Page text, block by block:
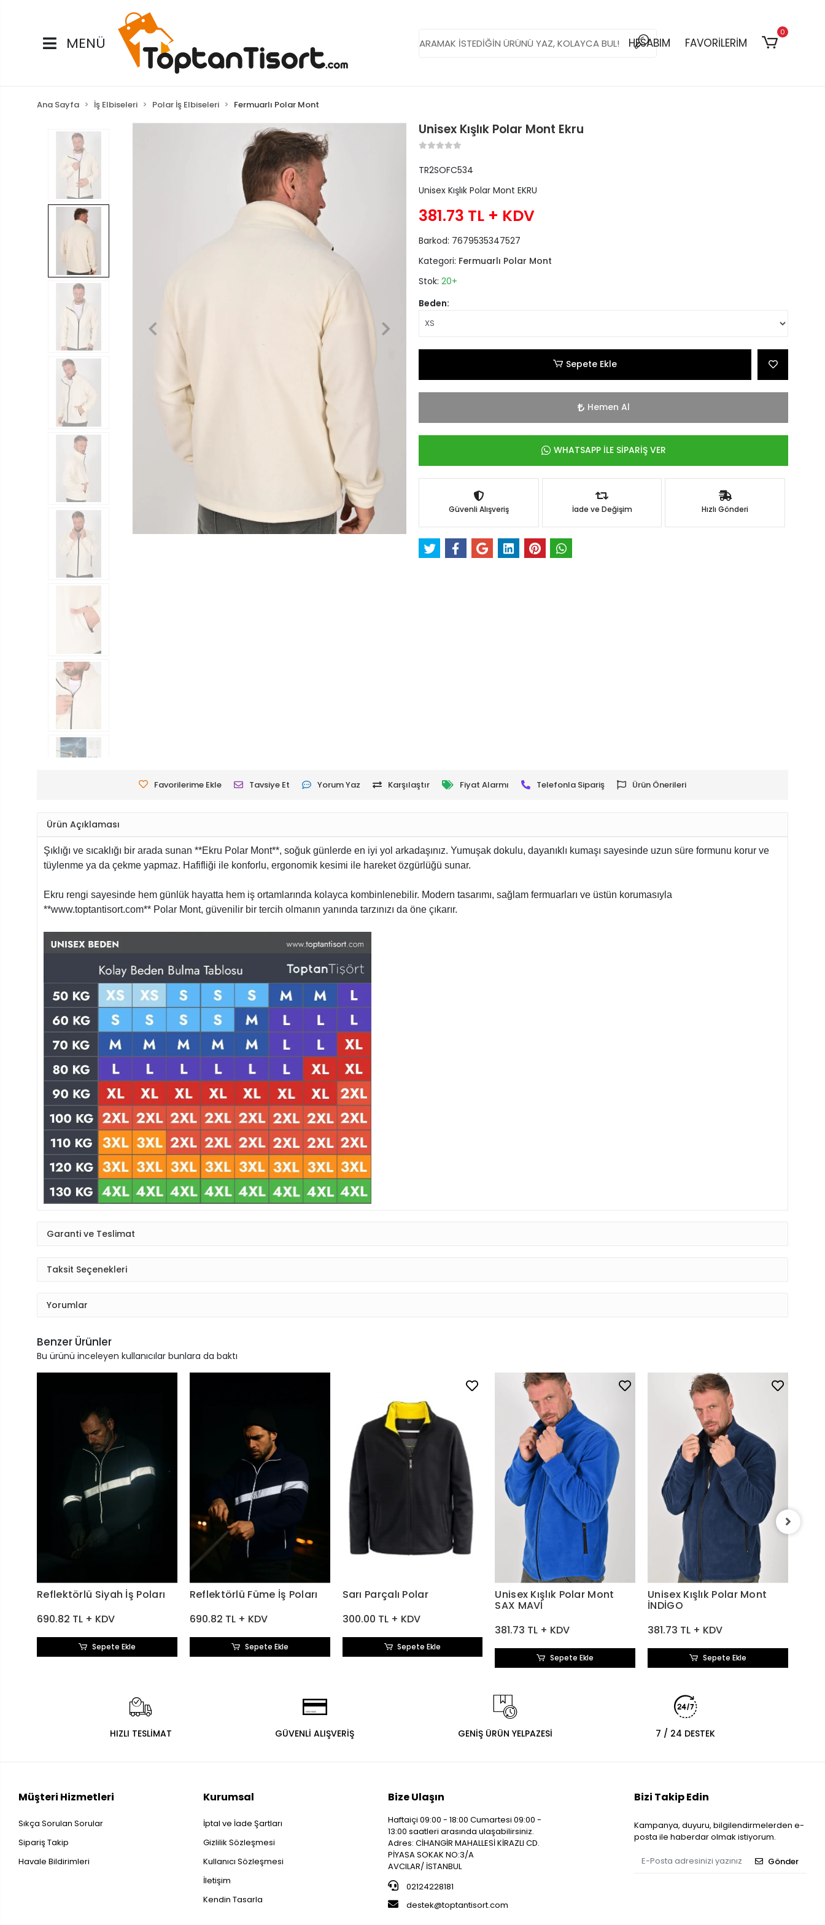
MENÜ HESABIM FAVORİLERİM
0
Ana Sayfa İş Elbiseleri Polar İş Elbiseleri Fermuarlı Polar Mont
Unisex Kışlık Polar Mont Ekru
TR2SOFC534
Unisex Kışlık Polar Mont EKRU
381.73 TL + KDV
Barkod: 7679535347527
Kategori: Fermuarlı Polar Mont
Stok: 20+
Beden:
Sepete Ekle
Hemen Al
WHATSAPP İLE SİPARİŞ VER
Güvenli Alışveriş İade ve Değişim Hızlı Gönderi
Favorilerime Ekle Tavsiye Et Yorum Yaz Karşılaştır Fiyat Alarmı Telefonla Sipariş Ürün Önerileri
Ürün Açıklaması
Şıklığı ve sıcaklığı bir arada sunan **Ekru Polar Mont**, soğuk günlerde en iyi yol arkadaşınız. Yumuşak dokulu, dayanıklı kumaşı sayesinde uzun süre formunu korur ve
tüylenme ya da çekme yapmaz. Hafifliği ile konforlu, ergonomik kesimi ile hareket özgürlüğü sunar.
Ekru rengi sayesinde hem günlük hayatta hem iş ortamlarında kolayca kombinlenebilir. Modern tasarımı, sağlam fermuarları ve üstün korumasıyla
**www.toptantisort.com** Polar Mont, güvenilir bir tercih olmanın yanında tarzınızı da öne çıkarır.
Garanti ve Teslimat
Taksit Seçenekleri
Yorumlar
Benzer Ürünler
Bu ürünü inceleyen kullanıcılar bunlara da baktı
Reflektörlü Siyah İş Poları
690.82 TL + KDV
Sepete Ekle
Reflektörlü Füme İş Poları
690.82 TL + KDV
Sepete Ekle
Sarı Parçalı Polar
300.00 TL + KDV
Sepete Ekle
Unisex Kışlık Polar Mont
SAX MAVİ
381.73 TL + KDV
Sepete Ekle
Unisex Kışlık Polar Mont
İNDİGO
381.73 TL + KDV
Sepete Ekle
HIZLI TESLİMAT GÜVENLİ ALIŞVERİŞ GENİŞ ÜRÜN YELPAZESİ 7 / 24 DESTEK
Müşteri Hizmetleri
Sıkça Sorulan Sorular
Sipariş Takip
Havale Bildirimleri
Kurumsal
İptal ve İade Şartları
Gizlilik Sözleşmesi
Kullanıcı Sözleşmesi
İletişim
Kendin Tasarla
Bize Ulaşın
Haftaiçi 09:00 - 18:00 Cumartesi 09:00 -
13:00 saatleri arasında ulaşabilirsiniz.
Adres: CİHANGİR MAHALLESİ KİRAZLI CD.
PİYASA SOKAK NO:3/A
AVCILAR/ İSTANBUL
02124228181
destek@toptantisort.com
Bizi Takip Edin
Kampanya, duyuru, bilgilendirmelerden e-
posta ile haberdar olmak istiyorum.
Gönder